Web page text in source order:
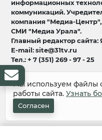
информационных
коммуникаций.
компания "Медиа-
СМИ "Медиа Урала".
Главный редактор
E-mail: site@31tv.ru
Тел.: + 7 (351) 269 - 97 - 25
18+
© 2008-2026 Все права
разработка и
Мы используем файлы
работы сайта. Узнать
Согласен